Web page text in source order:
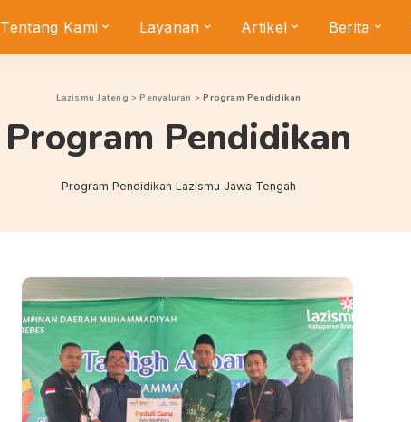
Tentang Kami Layanan Artikel Berita
Lazismu Jateng >Penyaluran >Program Pendidikan
Program Pendidikan
Program Pendidikan Lazismu Jawa Tengah